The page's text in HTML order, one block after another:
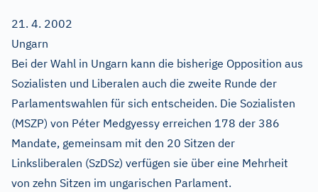
21. 4. 2002
Ungarn
Bei der Wahl in Ungarn kann die bisherige Opposition aus
Sozialisten und Liberalen auch die zweite Runde der
Parlamentswahlen für sich entscheiden. Die Sozialisten
(MSZP) von Péter Medgyessy erreichen 178 der 386
Mandate, gemeinsam mit den 20 Sitzen der
Linksliberalen (SzDSz) verfügen sie über eine Mehrheit
von zehn Sitzen im ungarischen Parlament.